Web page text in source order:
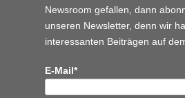
Newsroom gefallen, dann
unseren Newsletter, denn wir
interessanten Beiträgen auf
E-Mail*